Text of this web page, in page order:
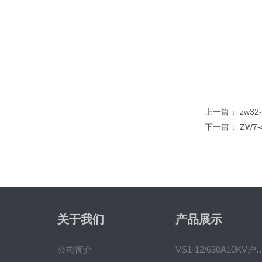
上一篇：
下一篇： ZW7-
关于我们
公司简介
产品展示
VS1-12/630A10KV